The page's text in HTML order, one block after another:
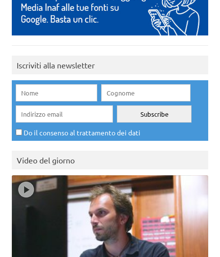
Iscriviti alla newsletter
Do il consenso al trattamento dei dati
Video del giorno